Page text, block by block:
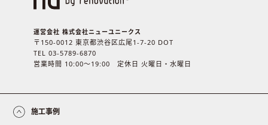
運営会社 株式会社ニューユニークス
〒150-0012 東京都渋谷区広尾1-7-20 DOT
TEL 03-5789-6870
営業時間 10:00〜19:00 定休日 火曜日・水曜日
施工事例